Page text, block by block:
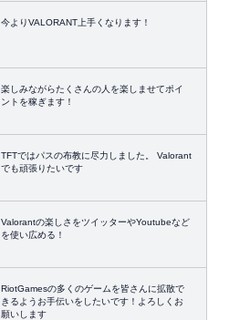
今よりVALORANT上手くなります！
楽しみながらたくさんの人を楽しませてポイ
ントを稼ぎます！
TFTではパスの布教に尽力しました。 Valorant
でも頑張りたいです
Valorantの楽しさをツイッターやYoutubeなど
を使い広める！
RiotGamesの多くのゲームを皆さんに拡散で
きるようお手伝いをしたいです！よろしくお
願いします